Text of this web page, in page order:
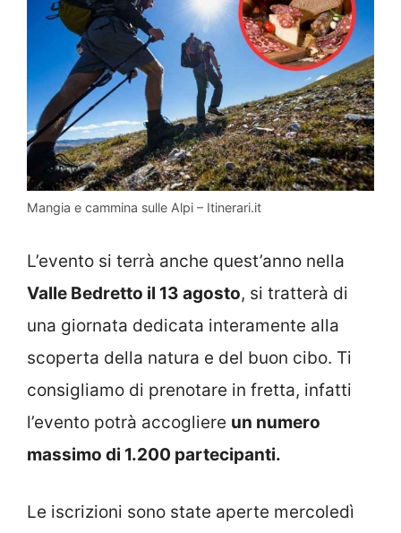
Mangia e cammina sulle Alpi – Itinerari.it
L’evento si terrà anche quest’anno nella
Valle Bedretto il 13 agosto, si tratterà di
una giornata dedicata interamente alla
scoperta della natura e del buon cibo. Ti
consigliamo di prenotare in fretta, infatti
l’evento potrà accogliere un numero
massimo di 1.200 partecipanti.
Le iscrizioni sono state aperte mercoledì